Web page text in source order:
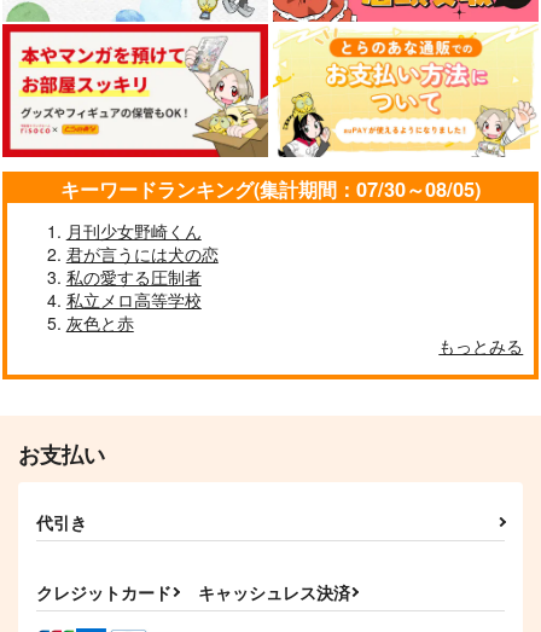
（税込）
五条悟×庵歌姫
サンプル
作品詳細
（税込）
五条悟×伏黒恵
サンプル
作品詳細
（税込）
伏黒甚爾×禪院直哉
サンプル
作品詳細
ブレイキング・ダウン
白白
五条悟×夏油傑
作品詳細 作品詳細
キーワードランキング(集計期間：07/30～08/05)
月刊少女野崎くん
君が言うには犬の恋
私の愛する圧制者
私立メロ高等学校
灰色と赤
もっとみる
お支払い
代引き
クレジットカード キャッシュレス決済